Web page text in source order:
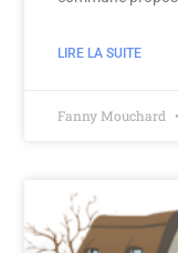
LIRE LA SUITE
Fanny Mouchard